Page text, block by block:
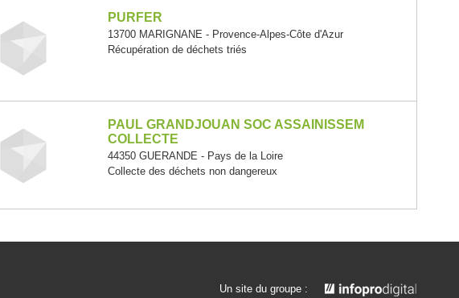
PURFER
13700 MARIGNANE - Provence-Alpes-Côte d'Azur
Récupération de déchets triés
PAUL GRANDJOUAN SOC ASSAINISSEM
COLLECTE
44350 GUERANDE - Pays de la Loire
Collecte des déchets non dangereux
Un site du groupe :